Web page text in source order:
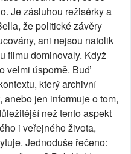
Je zásluhou režisérky a
že politické závěry
ani nejsou natolik
filmu dominovaly. Když
velmi úsporně. Buď
který archivní
jen informuje o tom,
než tento aspekt
i veřejného života,
Jednoduše řečeno: